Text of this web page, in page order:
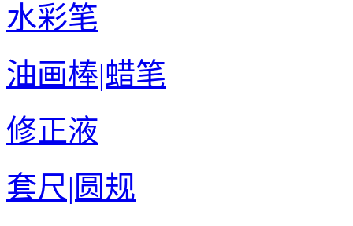
水彩笔
油画棒|蜡笔
修正液
套尺|圆规